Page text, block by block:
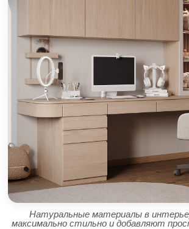
Натуральные материалы в
максимально стильно и добавляют